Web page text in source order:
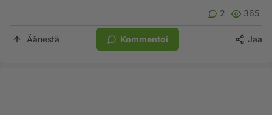
2 365
Äänestä Kommentoi Jaa